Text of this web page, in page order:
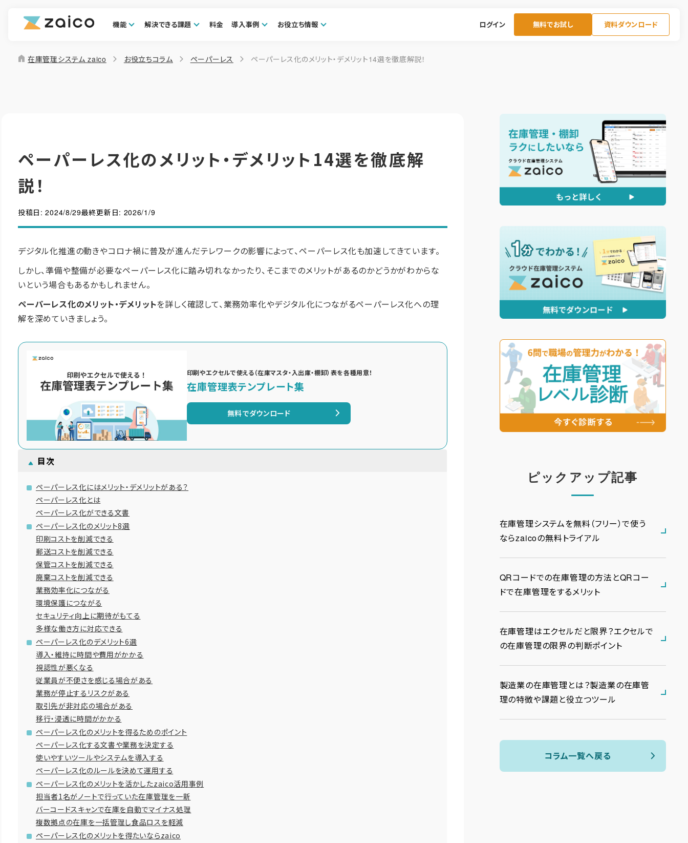
機能 解決できる課題 料金 導入事例 お役立ち情報 ログイン 無料でお試し 資料ダウンロード
home 在庫管理システム zaico お役立ちコラム ペーパーレス ペーパーレス化のメリット・デメリット14選を徹底解説！
ペーパーレス化のメリット・デメリット14選を徹底解
説！
投稿日:2024/8/29最終更新日: 2026/1/9
デジタル化推進の動きやコロナ禍に普及が進んだテレワークの影響によって、ペーパーレス化も加速してきています。
しかし、準備や整備が必要なペーパーレス化に踏み切れなかったり、そこまでのメリットがあるのかどうかがわからな
いという場合もあるかもしれません。
ペーパーレス化のメリット・デメリットを詳しく確認して、業務効率化やデジタル化につながるペーパーレス化への理
解を深めていきましょう。
印刷やエクセルで使える（在庫マスタ・入出庫・棚卸）表を各種用意！
在庫管理表テンプレート集
無料でダウンロード
目次
ペーパーレス化にはメリット・デメリットがある？
ペーパーレス化とは
ペーパーレス化ができる文書
ペーパーレス化のメリット8選
印刷コストを削減できる
郵送コストを削減できる
保管コストを削減できる
廃棄コストを削減できる
業務効率化につながる
環境保護につながる
セキュリティ向上に期待がもてる
多様な働き方に対応できる
ペーパーレス化のデメリット6選
導入・維持に時間や費用がかかる
視認性が悪くなる
従業員が不便さを感じる場合がある
業務が停止するリスクがある
取引先が非対応の場合がある
移行・浸透に時間がかかる
ペーパーレス化のメリットを得るためのポイント
ペーパーレス化する文書や業務を決定する
使いやすいツールやシステムを導入する
ペーパーレス化のルールを決めて運用する
ペーパーレス化のメリットを活かしたzaico活用事例
担当者1名がノートで行っていた在庫管理を一新
バーコードスキャンで在庫を自動でマイナス処理
複数拠点の在庫を一括管理し食品ロスを軽減
ペーパーレス化のメリットを得たいならzaico
ピックアップ記事
在庫管理システムを無料（フリー）で使う
ならzaicoの無料トライアル
QRコードでの在庫管理の方法とQRコー
ドで在庫管理をするメリット
在庫管理はエクセルだと限界？エクセルで
の在庫管理の限界の判断ポイント
製造業の在庫管理とは？製造業の在庫管
理の特徴や課題と役立つツール
コラム一覧へ戻る